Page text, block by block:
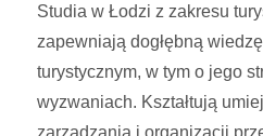
Studia w Łodzi z zakresu
zapewniają dogłębną
turystycznym, w tym o jego
wyzwaniach. Kształtują
zarządzania i organizacji